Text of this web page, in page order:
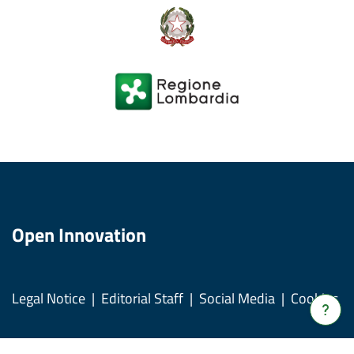
Verrà
Open Innovation
Legal Notice Editorial Staff Social Media Cookies